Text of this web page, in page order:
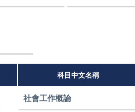
科目中文名稱
社會工作概論